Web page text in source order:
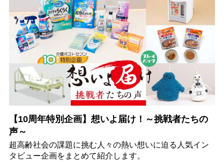
【10周年特別企画】想いよ届け！～挑戦者たちの
声～
超高齢社会の課題に挑む人々の熱い想いに迫る人気イン
タビュー企画をまとめて紹介します。